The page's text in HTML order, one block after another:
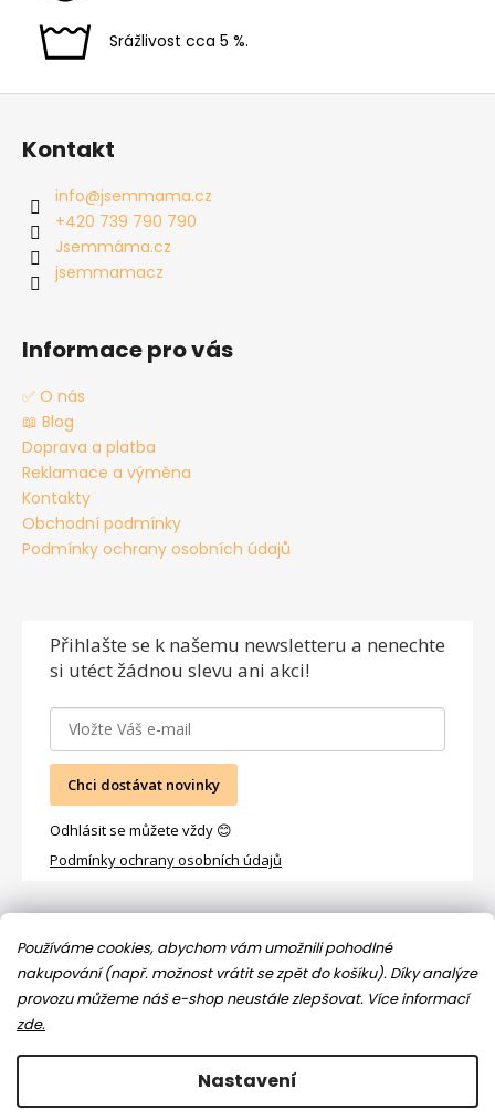
Používáme cookies, abychom vám umožnili pohodlné
nakupování (např. možnost vrátit se zpět do košíku). Díky analýze
provozu můžeme náš e-shop neustále zlepšovat. Více informací
zde.
Nastavení
Srážlivost cca 5 %.
Z
Kontakt
info@jsemmama.cz
+420 739 790 790
Jsemmáma.cz
jsemmamacz
Informace pro vás
✅ O nás
📖 Blog
Doprava a platba
Reklamace a výměna
Kontakty
Obchodní podmínky
Podmínky ochrany osobních údajů
Přihlašte se k našemu newsletteru a nenechte
si utéct žádnou slevu ani akci!
Chci dostávat novinky
Odhlásit se můžete vždy 😊
Podmínky ochrany osobních údajů
Facebook